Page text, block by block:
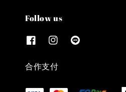
Follow us
合作支付